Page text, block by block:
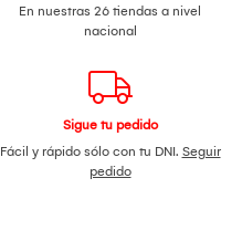
En nuestras 26 tiendas a nivel
nacional
Sigue tu pedido
Fácil y rápido sólo con tu DNI. Seguir
pedido